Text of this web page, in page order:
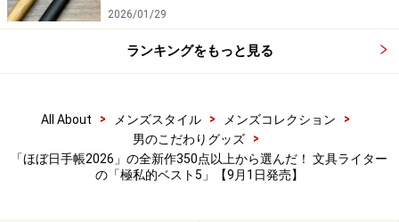
第3位：weeks・カバー「タイト（グレー＆
ライトブルー）」
weeks・カバー「タイト（グレー＆ライトブルー）」1万
4300円（税込）
毎年、いくつかの上質な革カバーを発表するほぼ日手帳
裏を別の色に染めるという、珍しくも難しそうな技術が
2026/01/29
ランキングをもっと見る
All About > メンズスタイル > メンズコレクション
>
男のこだわりグッズ
>
「ほぼ日手帳2026」の全新作350点以上から選んだ！ 文具ライター
の「極私的ベスト5」【9月1日発売】